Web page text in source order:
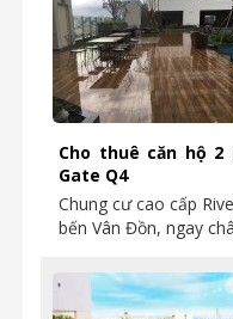
Cho thuê căn hộ
Gate Q4
Chung cư cao cấp
bến Vân Đồn, ngay